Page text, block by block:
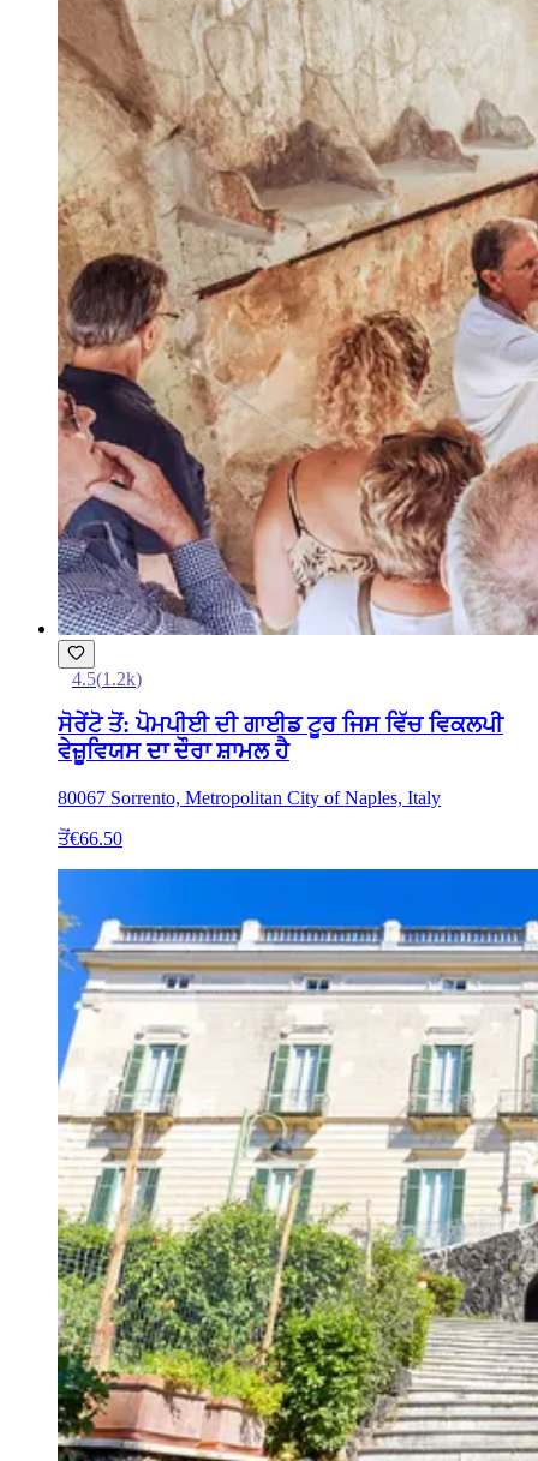
4.5(1.2k)
ਸੋਰੇਂਟੋ ਤੋਂ: ਪੋਮਪੀਈ ਦੀ ਗਾਈਡ ਟੂਰ ਜਿਸ ਵਿੱਚ ਵਿਕਲਪੀ
ਵੇਜ਼ੂਵਿਯਸ ਦਾ ਦੌਰਾ ਸ਼ਾਮਲ ਹੈ
80067 Sorrento, Metropolitan City of Naples, Italy
ਤੋਂ€66.50